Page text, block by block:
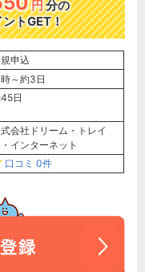
円分の
ントGET！
申込
～約3日
日
会社ドリーム・トレイ
インターネット
口コミ 0件